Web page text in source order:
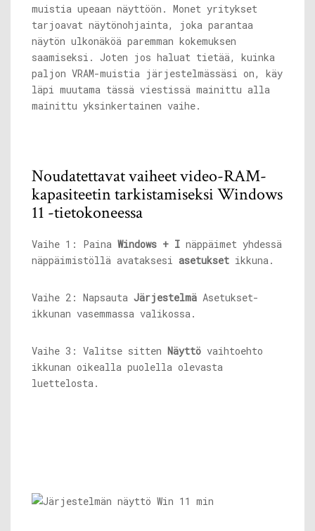
muistia upeaan näyttöön. Monet yritykset
tarjoavat näytönohjainta, joka parantaa
näytön ulkonäköä paremman kokemuksen
saamiseksi. Joten jos haluat tietää, kuinka
paljon VRAM-muistia järjestelmässäsi on, käy
läpi muutama tässä viestissä mainittu alla
mainittu yksinkertainen vaihe.
Noudatettavat vaiheet video-RAM-
kapasiteetin tarkistamiseksi Windows
11 -tietokoneessa
Vaihe 1: Paina Windows + I näppäimet yhdessä
näppäimistöllä avataksesi asetukset ikkuna.
Vaihe 2: Napsauta Järjestelmä Asetukset-
ikkunan vasemmassa valikossa.
Vaihe 3: Valitse sitten Näyttö vaihtoehto
ikkunan oikealla puolella olevasta
luettelosta.